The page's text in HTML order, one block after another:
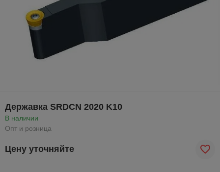
Державка SRDCN 2020 K10
В наличии
Опт и розница
Цену уточняйте